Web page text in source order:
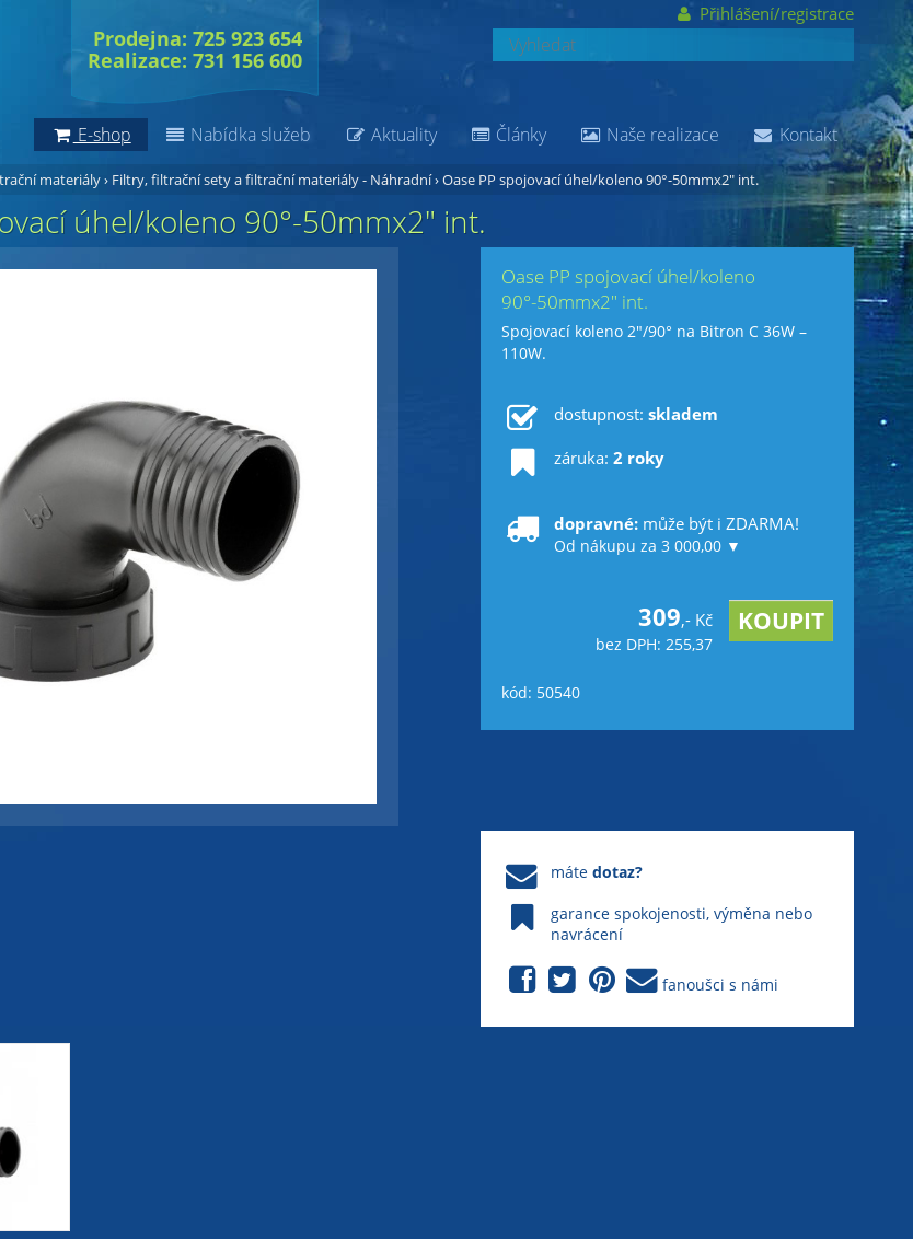
materiály› Filtry, filtrační sety a filtrační materiály - Náhradní›Oase PP spojovací úhel/koleno 90°-50mmx2" int.
úhel/koleno 90°-50mmx2" int.
Oase PP spojovací úhel/koleno
90°-50mmx2" int.
Spojovací koleno 2"/90° na Bitron C 36W –
110W.
dostupnost: skladem
záruka: 2 roky
dopravné: může být i ZDARMA!
Od nákupu za 3 000,00 ▼
309,- Kč
bez DPH: 255,37
kód: 50540
mátedotaz?
garance spokojenosti, výměna nebo
navrácení
fanoušci s námi
E-shop Nabídka služeb Aktuality Články Naše realizace Kontakt
Prodejna: 725 923 654
Realizace: 731 156 600
Přihlášení/registrace